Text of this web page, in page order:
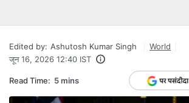
Edited by: Ashutosh Kumar Singh
World
जून 16, 2026 12:40 IST
Read Time: 5 mins